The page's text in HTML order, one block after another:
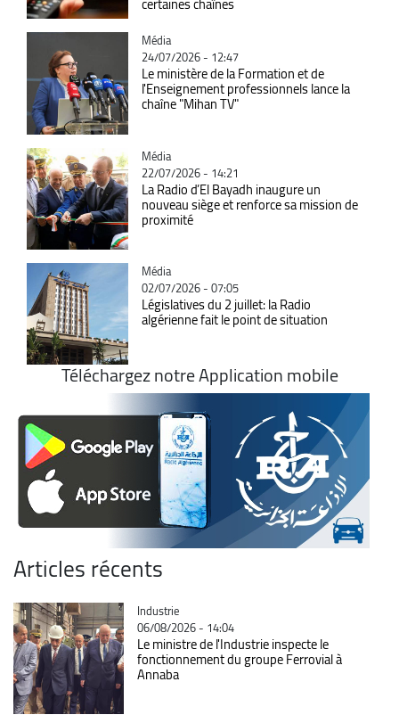
Catégorie
Média
24/07/2026 - 12:47
Le ministère de la Formation et de
l'Enseignement professionnels lance la
chaîne "Mihan TV"
Catégorie
Média
22/07/2026 - 14:21
La Radio d’El Bayadh inaugure un
nouveau siège et renforce sa mission de
proximité
Catégorie
Média
02/07/2026 - 07:05
Législatives du 2 juillet: la Radio
algérienne fait le point de situation
Téléchargez notre Application mobile
Articles récents
Catégorie
Industrie
06/08/2026 - 14:04
Le ministre de l'Industrie inspecte le
fonctionnement du groupe Ferrovial à
Annaba